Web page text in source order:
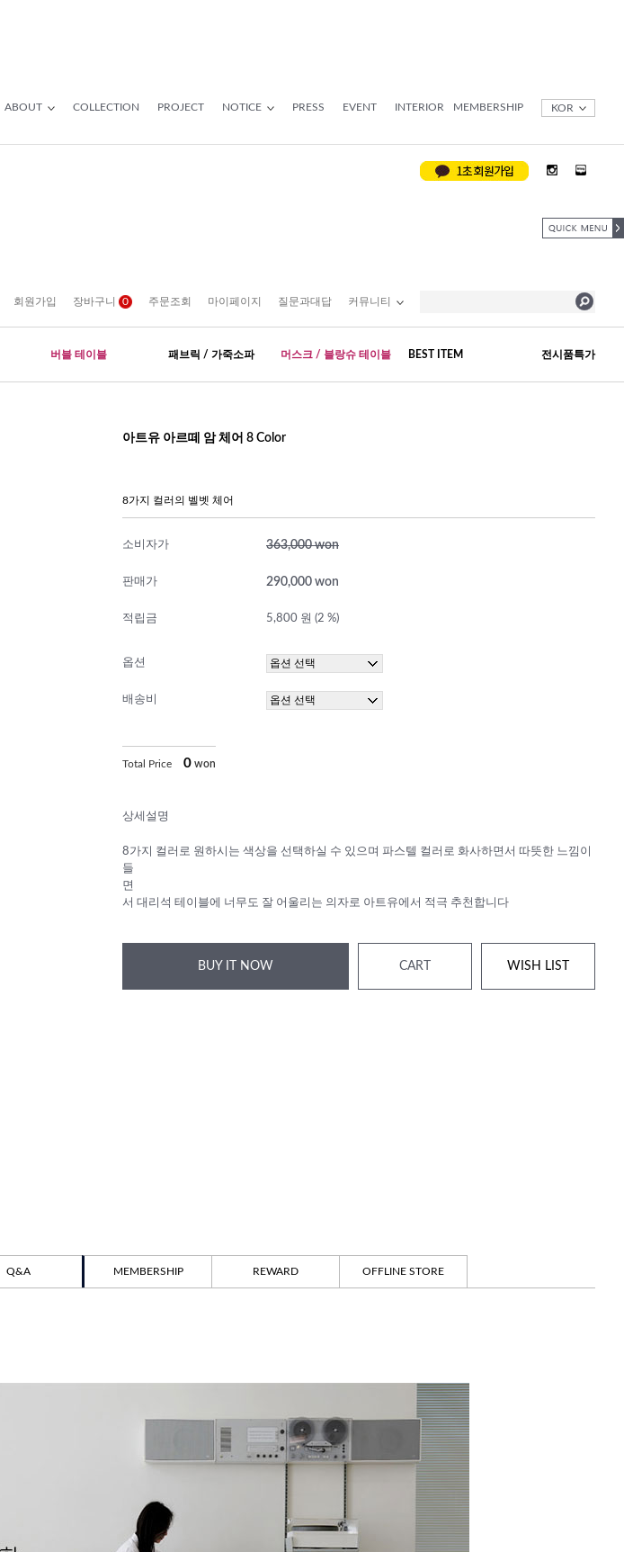
ABOUT COLLECTION PROJECT NOTICE PRESS EVENT INTERIOR MEMBERSHIP KOR
회원가입 장바구니 0 주문조회 마이페이지 질문과대답 커뮤니티
버블 테이블 패브릭 / 가죽소파 머스크 / 블랑슈 테이블 BEST ITEM 전시품특가
아트유 아르떼 암 체어 8 Color
8가지 컬러의 벨벳 체어
소비자가 363,000 won
판매가 290,000 won
적립금 5,800 원 (2 %)
옵션
배송비
Total Price 0 won
상세설명
8가지 컬러로 원하시는 색상을 선택하실 수 있으며 파스텔 컬러로 화사하면서 따뜻한 느낌이
들
면
서 대리석 테이블에 너무도 잘 어울리는 의자로 아트유에서 적극 추천합니다
BUY IT NOW CART WISH LIST
Q&A MEMBERSHIP REWARD OFFLINE STORE